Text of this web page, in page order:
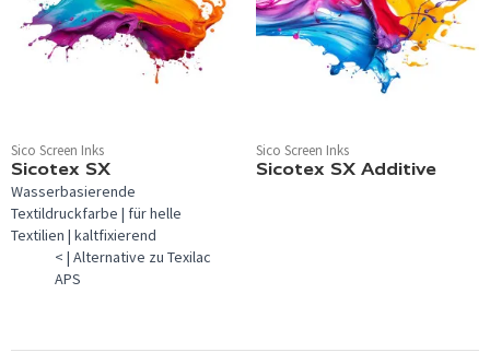
Sico Screen Inks
Sicotex SX
Wasserbasierende
Textildruckfarbe | für helle
Textilien | kaltfixierend
< | Alternative zu Texilac
APS
Sico Screen Inks
Sicotex SX Additive